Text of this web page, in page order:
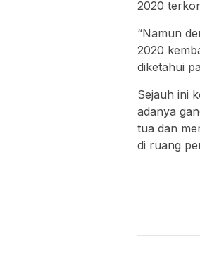
2020
“Namun
2020
diketahui
Sejauh ini
adanya
tua dan
di ruang